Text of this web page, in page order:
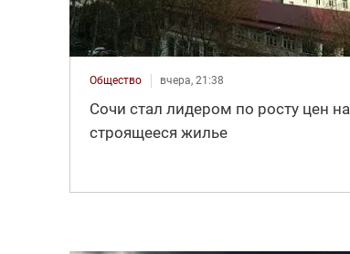
Общество вчера, 21:38
Сочи стал лидером по росту цен на
строящееся жилье